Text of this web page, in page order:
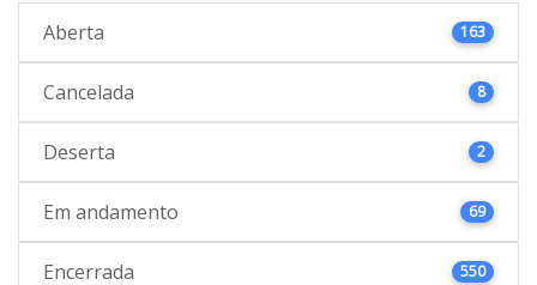
Aberta 163
Cancelada 8
Deserta 2
Em andamento 69
Encerrada 550